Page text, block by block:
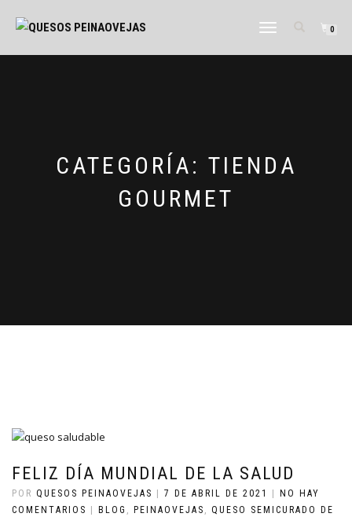
CAMBIAR
NAVEGACIÓN
0
CATEGORÍA: TIENDA
GOURMET
FELIZ DÍA MUNDIAL DE LA SALUD
POR QUESOS PEINAOVEJAS 7 DE ABRIL DE 2021
NO HAY
COMENTARIOS
BLOG , PEINAOVEJAS , QUESO SEMICURADO DE